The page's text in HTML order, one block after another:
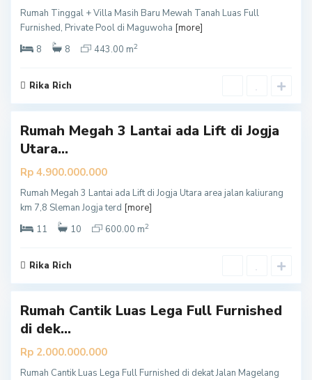
Rumah Tinggal + Villa Masih Baru Mewah Tanah Luas Full
Furnished, Private Pool di Maguwoha [more]
8
8 443.00 m2
Rika Rich
S
l
e
a
Rumah Megah 3 Lantai ada Lift di Jogja
Utara...
Rp 4.900.000.000
Rumah Megah 3 Lantai ada Lift di Jogja Utara area jalan kaliurang
km 7,8 Sleman Jogja terd [more]
11
10 600.00 m2
Rika Rich
S
l
e
a
Rumah Cantik Luas Lega Full Furnished
di dek...
Rp 2.000.000.000
Rumah Cantik Luas Lega Full Furnished di dekat Jalan Magelang